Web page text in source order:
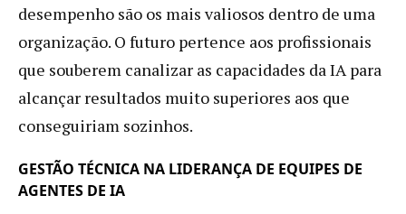
desempenho são os mais valiosos dentro de uma
organização. O futuro pertence aos profissionais
que souberem canalizar as capacidades da IA para
alcançar resultados muito superiores aos que
conseguiriam sozinhos.
GESTÃO TÉCNICA NA LIDERANÇA DE EQUIPES DE
AGENTES DE IA